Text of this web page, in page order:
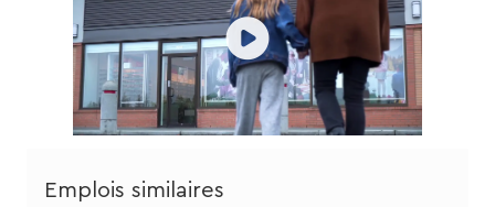
Emplois similaires